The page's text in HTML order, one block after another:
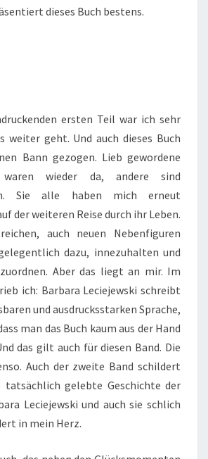
dieses Buch bestens.
ersten Teil war ich sehr
weiter geht. Und auch dieses Buch
Bann gezogen. Lieb gewordene
waren wieder da, andere sind
Sie alle haben mich erneut
der weiteren Reise durch ihr Leben.
auch neuen Nebenfiguren
dazu, innezuhalten und
Aber das liegt an mir. Im
ich: Barbara Leciejewski schreibt
und ausdrucksstarken Sprache,
man das Buch kaum aus der Hand
das gilt auch für diesen Band. Die
Auch der zweite Band schildert
tatsächlich gelebte Geschichte der
Leciejewski und auch sie schlich
in mein Herz.